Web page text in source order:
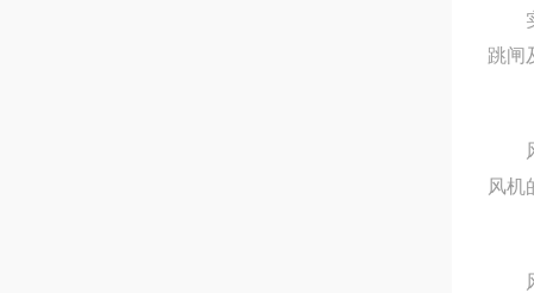
实
跳闸
风
风机
风